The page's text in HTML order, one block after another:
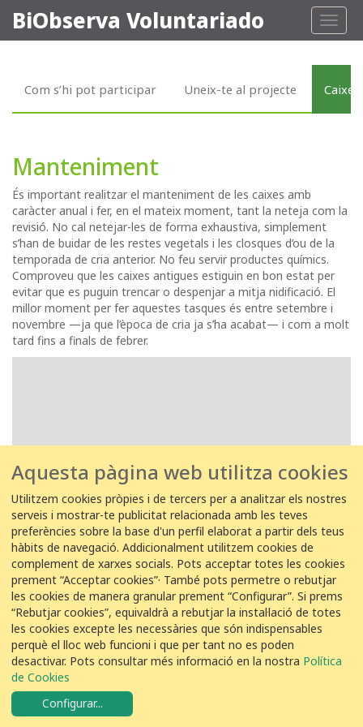
Toggle
BiObserva Voluntariado
Com s’hi pot participar Uneix-te al projecte
Manteniment
És important realitzar el manteniment de les caixes amb
caràcter anual i fer, en el mateix moment, tant la neteja com la
revisió. No cal netejar-les de forma exhaustiva, simplement
s’han de buidar de les restes vegetals i les closques d’ou de la
temporada de cria anterior. No feu servir productes químics.
Comproveu que les caixes antigues estiguin en bon estat per
evitar que es puguin trencar o despenjar a mitja nidificació. El
millor moment per fer aquestes tasques és entre setembre i
novembre —ja que l’època de cria ja s’ha acabat— i com a molt
tard fins a finals de febrer.
COL·LABORACIÓ
Aquesta pàgina web utilitza cookies
Utilitzem cookies pròpies i de tercers per a analitzar els nostres
serveis i mostrar-te publicitat relacionada amb les teves
preferències sobre la base d'un perfil elaborat a partir dels teus
hàbits de navegació. Addicionalment utilitzem cookies de
complement de xarxes socials. Pots acceptar totes les cookies
prement “Acceptar cookies”· També pots permetre o rebutjar
les cookies de manera granular prement “Configurar”. Si prems
“Rebutjar cookies”, equivaldrà a rebutjar la instal·lació de totes
les cookies excepte les necessàries que són indispensables
perquè el lloc web funcioni i que per tant no es poden
desactivar. Pots consultar més informació en la nostra Política
de Cookies
Configurar...